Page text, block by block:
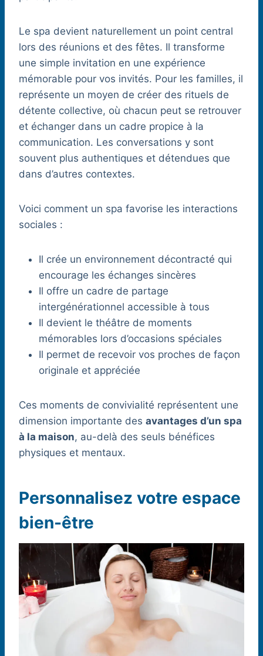
Le spa devient naturellement un point central
lors des réunions et des fêtes. Il transforme
une simple invitation en une expérience
mémorable pour vos invités. Pour les familles, il
représente un moyen de créer des rituels de
détente collective, où chacun peut se retrouver
et échanger dans un cadre propice à la
communication. Les conversations y sont
souvent plus authentiques et détendues que
dans d’autres contextes.
Voici comment un spa favorise les interactions
sociales :
Il crée un environnement décontracté qui
encourage les échanges sincères
Il offre un cadre de partage
intergénérationnel accessible à tous
Il devient le théâtre de moments
mémorables lors d’occasions spéciales
Il permet de recevoir vos proches de façon
originale et appréciée
Ces moments de convivialité représentent une
dimension importante des avantages d’un spa
à la maison, au-delà des seuls bénéfices
physiques et mentaux.
Personnalisez votre espace
bien-être